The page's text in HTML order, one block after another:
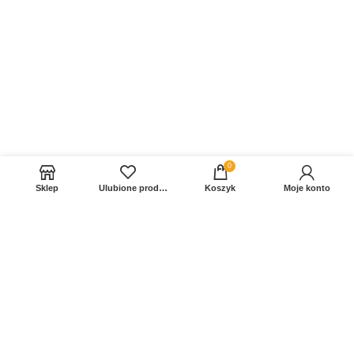
Sklep Ulubione produkty
0
Koszyk Moje konto